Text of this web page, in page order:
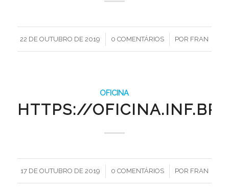
22 DE OUTUBRO DE 2019
/ 0 COMENTÁRIOS
/ POR FRAN
OFICINA
HTTPS://
17 DE OUTUBRO DE 2019
/ 0 COMENTÁRIOS
/ POR FRAN